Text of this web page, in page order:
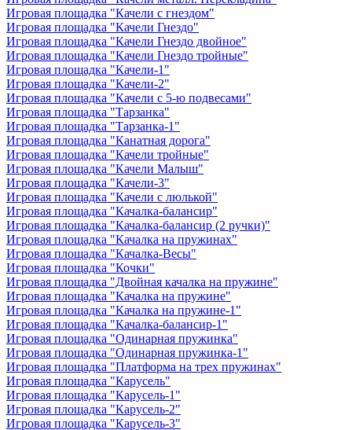
Игровая площадка "Качели с гнездом"
Игровая площадка "Качели Гнездо"
Игровая площадка "Качели Гнездо двойное"
Игровая площадка "Качели Гнездо тройные"
Игровая площадка "Качели-1"
Игровая площадка "Качели-2"
Игровая площадка "Качели с 5-ю подвесами"
Игровая площадка "Тарзанка"
Игровая площадка "Тарзанка-1"
Игровая площадка "Канатная дорога"
Игровая площадка "Качели тройные"
Игровая площадка "Качели Малыш"
Игровая площадка "Качели-3"
Игровая площадка "Качели с люлькой"
Игровая площадка "Качалка-балансир"
Игровая площадка "Качалка-балансир (2 ручки)"
Игровая площадка "Качалка на пружинах"
Игровая площадка "Качалка-Весы"
Игровая площадка "Кочки"
Игровая площадка "Двойная качалка на пружине"
Игровая площадка "Качалка на пружине"
Игровая площадка "Качалка на пружине-1"
Игровая площадка "Качалка-балансир-1"
Игровая площадка "Одинарная пружинка"
Игровая площадка "Одинарная пружинка-1"
Игровая площадка "Платформа на трех пружинах"
Игровая площадка "Карусель"
Игровая площадка "Карусель-1"
Игровая площадка "Карусель-2"
Игровая площадка "Карусель-3"